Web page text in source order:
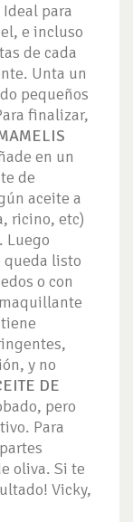
Ideal para
e incluso
de cada
Unta un
pequeños
finalizar,
en un
de
aceite a
ricino, etc)
Luego
queda listo
o con
y no
DE
pero
Para
oliva. Si te
Vicky,